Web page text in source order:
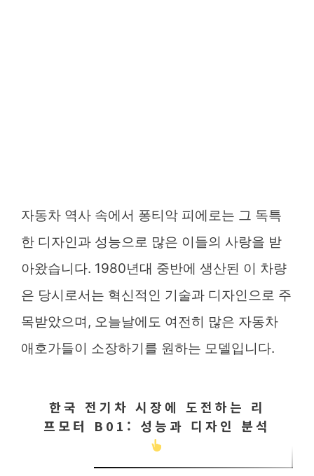
자동차 역사 속에서 퐁티악 피에로는 그 독특
한 디자인과 성능으로 많은 이들의 사랑을 받
아왔습니다. 1980년대 중반에 생산된 이 차량
은 당시로서는 혁신적인 기술과 디자인으로 주
목받았으며, 오늘날에도 여전히 많은 자동차
애호가들이 소장하기를 원하는 모델입니다.
한국 전기차 시장에 도전하는 리
프모터 B01: 성능과 디자인 분석